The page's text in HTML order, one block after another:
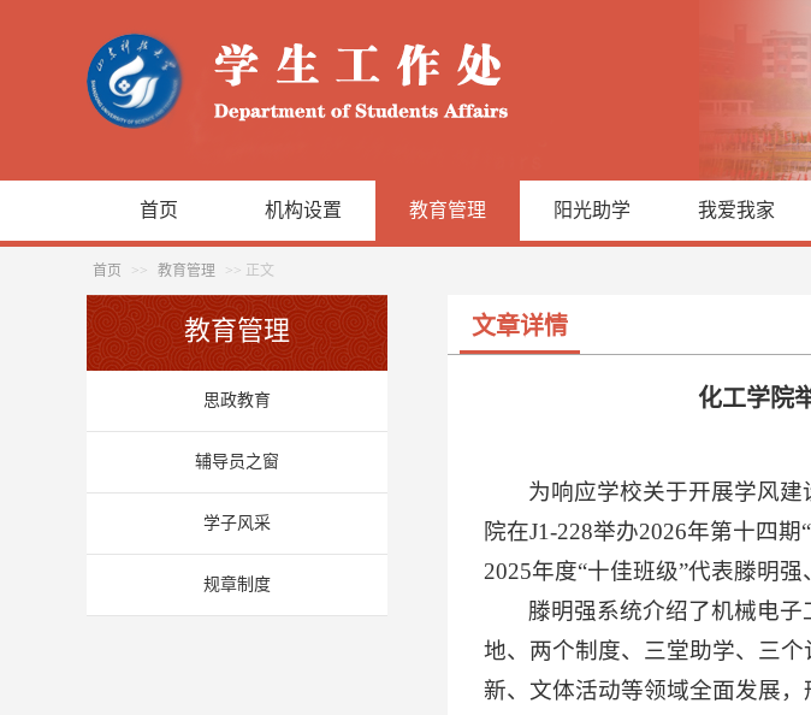
首页 机构设置 教育管理 阳光助学 我爱我家
首页 >> 教育管理 >> 正文
教育管理
思政教育
辅导员之窗
学子风采
规章制度
文章详情
化工学院
为响应学校关于开展学风
院在J1-228举办2026年第十四
2025年度“十佳班级”代表滕明
滕明强系统介绍了机械电
地、两个制度、三堂助学、三
新、文体活动等领域全面发展